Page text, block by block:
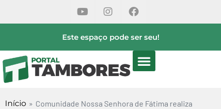
Este espaço pode ser seu!
Início » Comunidade Nossa Senhora de Fátima realiza